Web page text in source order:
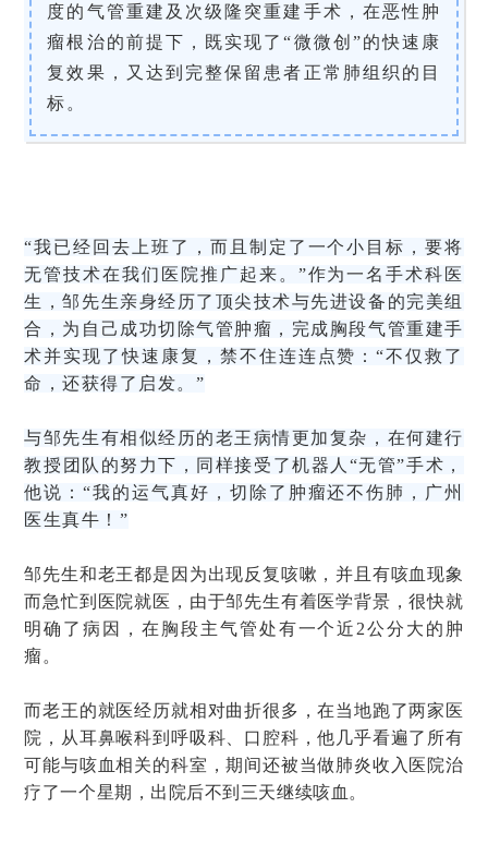
度的气管重建及次级隆突重建手术，在恶性肿
瘤根治的前提下，既实现了“微微创”的快速康
复效果，又达到完整保留患者正常肺组织的目
标。
“我已经回去上班了，而且制定了一个小目标，要将
无管技术在我们医院推广起来。”作为一名手术科医
生，邹先生亲身经历了顶尖技术与先进设备的完美组
合，为自己成功切除气管肿瘤，完成胸段气管重建手
术并实现了快速康复，禁不住连连点赞：“不仅救了
命，还获得了启发。”
与邹先生有相似经历的老王病情更加复杂，在何建行
教授团队的努力下，同样接受了机器人“无管”手术，
他说：“我的运气真好，切除了肿瘤还不伤肺，广州
医生真牛！”
邹先生和老王都是因为出现反复咳嗽，并且有咳血现象
而急忙到医院就医，由于邹先生有着医学背景，很快就
明确了病因，在胸段主气管处有一个近2公分大的肿
瘤。
而老王的就医经历就相对曲折很多，在当地跑了两家医
院，从耳鼻喉科到呼吸科、口腔科，他几乎看遍了所有
可能与咳血相关的科室，期间还被当做肺炎收入医院治
疗了一个星期，出院后不到三天继续咳血。